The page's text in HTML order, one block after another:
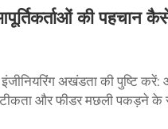
की पहचान
इंजीनियरिंग अखंडता की पुष्टि
और फीडर मछली पकड़ने के